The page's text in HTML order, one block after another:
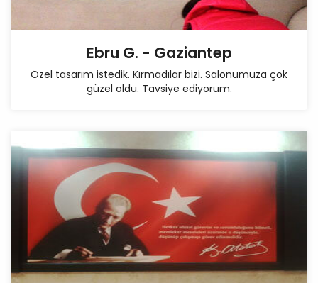
Ebru G. - Gaziantep
Özel tasarım istedik. Kırmadılar bizi. Salonumuza çok
güzel oldu. Tavsiye ediyorum.